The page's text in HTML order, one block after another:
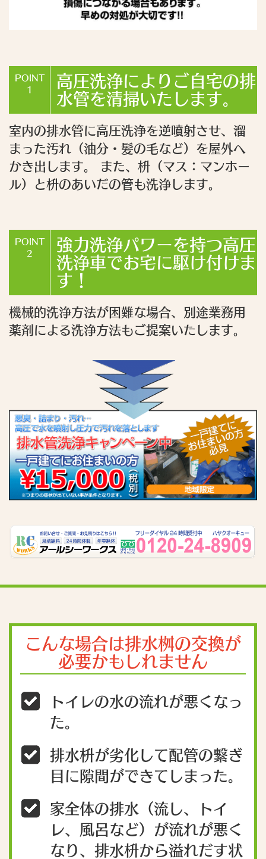
POINT
1
高圧洗浄によりご自宅の排
水管を清掃いたします。
室内の排水管に高圧洗浄を逆噴射させ、溜
まった汚れ（油分・髪の毛など）を屋外へ
かき出します。 また、枡（マス：マンホー
ル）と枡のあいだの管も洗浄します。
POINT
2
強力洗浄パワーを持つ高圧
洗浄車でお宅に駆け付けま
す！
機械的洗浄方法が困難な場合、別途業務用
薬剤による洗浄方法もご提案いたします。
こんな場合は排水桝の交換が
必要かもしれません
トイレの水の流れが悪くなっ
た。
排水枡が劣化して配管の繋ぎ
目に隙間ができてしまった。
家全体の排水（流し、トイ
レ、風呂など）が流れが悪く
なり、排水枡から溢れだす状